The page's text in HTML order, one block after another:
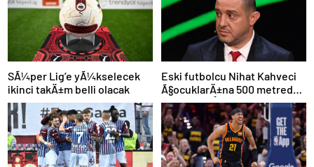
SÃ¼per Lig’e yÃ¼kselecek
ikinci takÄ±m belli olacak
Eski futbolcu Nihat Kahveci
Ã§ocuklarÄ±na 500 metreden
fazla yaklaÅamayacak